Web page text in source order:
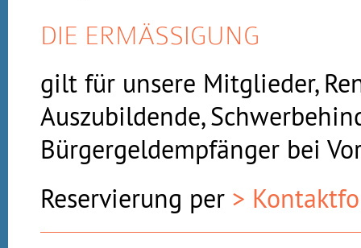
DIE ERMÄSSIGUNG
gilt für unsere Mitglieder,
Auszubildende,
Bürgergeldempfänger bei
Reservierung per >